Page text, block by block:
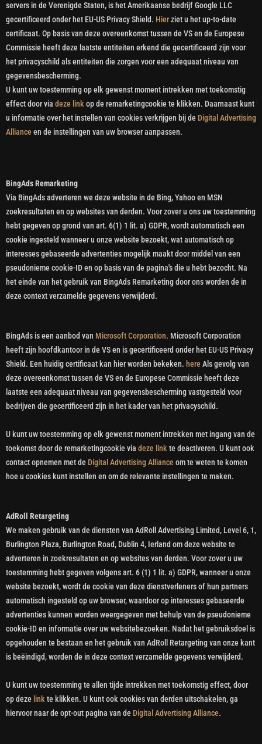
servers in de Verenigde Staten, is het Amerikaanse bedrijf Google LLC
gecertificeerd onder het EU-US Privacy Shield. Hierziet u het up-to-date
certificaat. Op basis van deze overeenkomst tussen de VS en de Europese
Commissie heeft deze laatste entiteiten erkend die gecertificeerd zijn voor
het privacyschild als entiteiten die zorgen voor een adequaat niveau van
gegevensbescherming.
U kunt uw toestemming op elk gewenst moment intrekken met toekomstig
effect door via deze link op de remarketingcookie te klikken. Daarnaast kunt
u informatie over het instellen van cookies verkrijgen bij de Digital Advertising
Allianceen de instellingen van uw browser aanpassen.
BingAds Remarketing
Via BingAds adverteren we deze website in de Bing, Yahoo en MSN
zoekresultaten en op websites van derden. Voor zover u ons uw toestemming
hebt gegeven op grond van art. 6(1) 1 lit. a) GDPR, wordt automatisch een
cookie ingesteld wanneer u onze website bezoekt, wat automatisch op
interesses gebaseerde advertenties mogelijk maakt door middel van een
pseudonieme cookie-ID en op basis van de pagina's die u hebt bezocht. Na
het einde van het gebruik van BingAds Remarketing door ons worden de in
deze context verzamelde gegevens verwijderd.
BingAds is een aanbod van Microsoft Corporation. Microsoft Corporation
heeft zijn hoofdkantoor in de VS en is gecertificeerd onder het EU-US Privacy
Shield. Een huidig certificaat kan hier worden bekeken. hereAls gevolg van
deze overeenkomst tussen de VS en de Europese Commissie heeft deze
laatste een adequaat niveau van gegevensbescherming vastgesteld voor
bedrijven die gecertificeerd zijn in het kader van het privacyschild.
U kunt uw toestemming op elk gewenst moment intrekken met ingang van de
toekomst door de remarketingcookie via deze link te deactiveren. U kunt ook
contact opnemen met de Digital Advertising Allianceom te weten te komen
hoe u cookies kunt instellen en om de relevante instellingen te maken.
AdRoll Retargeting
We maken gebruik van de diensten van AdRoll Advertising Limited, Level 6, 1,
Burlington Plaza, Burlington Road, Dublin 4, Ierland om deze website te
adverteren in zoekresultaten en op websites van derden. Voor zover u uw
toestemming hebt gegeven volgens art. 6 (1) 1 lit. a) GDPR, wanneer u onze
website bezoekt, wordt de cookie van deze dienstverleners of hun partners
automatisch ingesteld op uw browser, waardoor op interesses gebaseerde
advertenties kunnen worden weergegeven met behulp van de pseudonieme
cookie-ID en informatie over uw websitebezoeken. Nadat het gebruiksdoel is
opgehouden te bestaan en het gebruik van AdRoll Retargeting van onze kant
is beëindigd, worden de in deze context verzamelde gegevens verwijderd.
U kunt uw toestemming te allen tijde intrekken met toekomstig effect, door
op deze link te klikken. U kunt ook cookies van derden uitschakelen, ga
hiervoor naar de opt-out pagina van de Digital Advertising Alliance.